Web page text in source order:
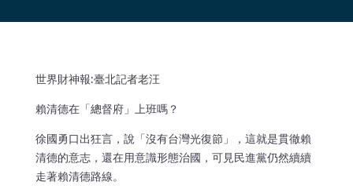
世界財神報:臺北記者老汪
賴清德在「總督府」上班嗎？
徐國勇口出狂言，說「沒有台灣光復節」，這就是貫徹賴
清德的意志，還在用意識形態治國，可見民進黨仍然續續
走著賴清德路線。